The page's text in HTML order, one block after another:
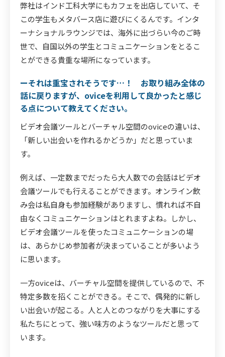
弊社はインド工科大学にもカフェを出店していて、そ
この学生もメタバース店に遊びにくるんです。インタ
ーナショナルラウンジでは、海外に出づらい今のご時
世で、自国以外の学生とコミュニケーションをとるこ
とができる貴重な場所になっています。
ーそれは重宝されそうです…！ お取り組み全体の
話に戻りますが、oviceを利用して良かったと感じ
る点について教えてください。
ビデオ会議ツールとバーチャル空間のoviceの違いは、
「新しい出会いを作れるかどうか」だと思っていま
す。
例えば、一定数までだったら大人数での会話はビデオ
会議ツールでも行えることができます。オンライン飲
み会は私自身も参加経験がありますし、慣れれば不自
由なくコミュニケーションはとれますよね。しかし、
ビデオ会議ツールを使ったコミュニケーションの場
は、あらかじめ参加者が決まっていることが多いよう
に思います。
一方oviceは、バーチャル空間を提供しているので、不
特定多数を招くことができる。そこで、偶発的に新し
い出会いが起こる。人と人とのつながりを大事にする
私たちにとって、強い味方のようなツールだと思って
います。